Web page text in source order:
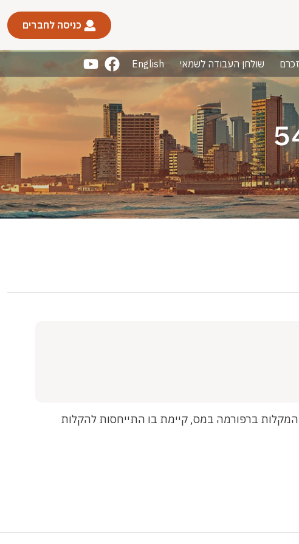
כניסה לחברים
שולחן העבודה לשמאי English
ברפורמה במס, קיימת בו התייחסות להקלות